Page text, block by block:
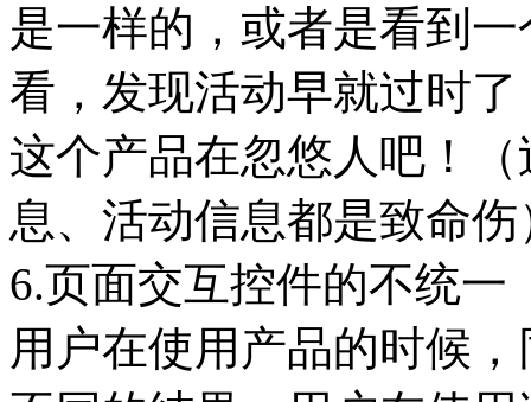
是一样的，或者是看到
看，发现活动早就过时
这个产品在忽悠人吧！
息、活动信息都是致命伤
6.页面交互控件的不统一
用户在使用产品的时候